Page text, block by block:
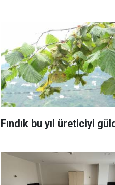
Fındık bu yıl üreticiyi